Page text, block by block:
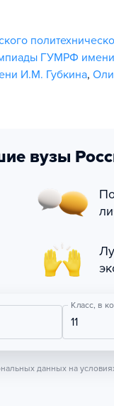
ГУМРФ
И.М. Губкина,
вузы
Класс, в
11
данных на